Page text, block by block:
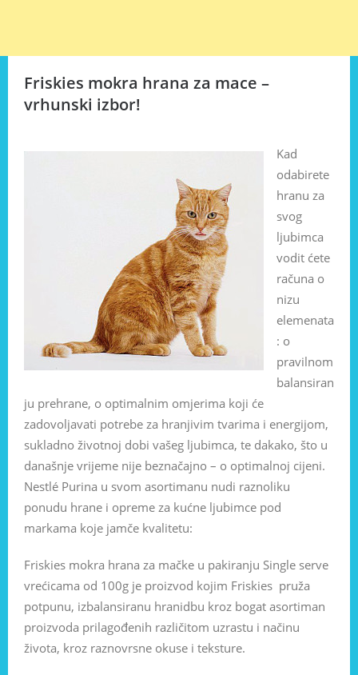
Friskies mokra hrana za mace –
vrhunski izbor!
Kad
odabirete
hranu za
svog
ljubimca
vodit ćete
računa o
nizu
elemenata
: o
pravilnom
balansiran
ju prehrane, o optimalnim omjerima koji će
zadovoljavati potrebe za hranjivim tvarima i energijom,
sukladno životnoj dobi vašeg ljubimca, te dakako, što u
današnje vrijeme nije beznačajno – o optimalnoj cijeni.
Nestlé Purina u svom asortimanu nudi raznoliku
ponudu hrane i opreme za kućne ljubimce pod
markama koje jamče kvalitetu:
Friskies mokra hrana za mačke u pakiranju Single serve
vrećicama od 100g je proizvod kojim Friskies pruža
potpunu, izbalansiranu hranidbu kroz bogat asortiman
proizvoda prilagođenih različitom uzrastu i načinu
života, kroz raznovrsne okuse i teksture.